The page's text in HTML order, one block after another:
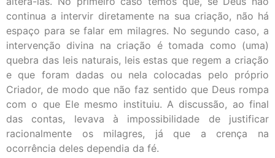
continua a intervir diretamente na sua criação, não há
espaço para se falar em milagres. No segundo caso, a
intervenção divina na criação é tomada como (uma)
quebra das leis naturais, leis estas que regem a criação
e que foram dadas ou nela colocadas pelo próprio
Criador, de modo que não faz sentido que Deus rompa
com o que Ele mesmo instituiu. A discussão, ao final
das contas, levava à impossibilidade de justificar
racionalmente os milagres, já que a crença na
ocorrência deles dependia da fé.